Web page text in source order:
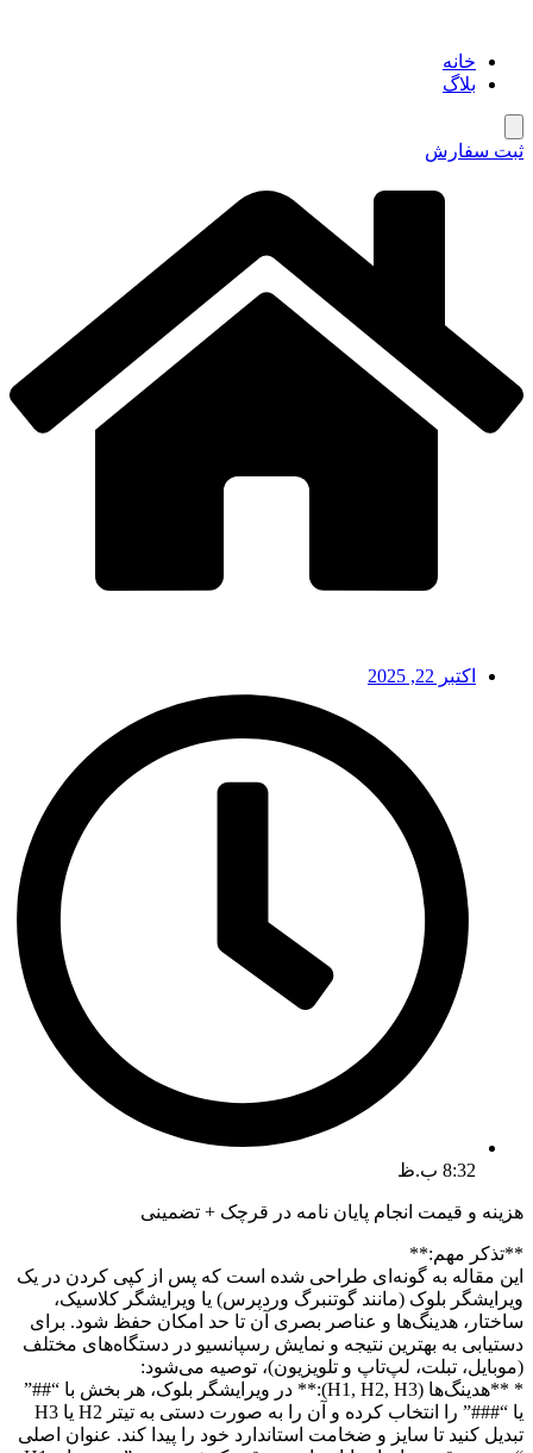
خانه
بلاگ
ثبت سفارش
اکتبر 22, 2025
8:32 ب.ظ
هزینه و قیمت انجام پایان نامه در قرچک + تضمینی
**تذکر مهم:**
این مقاله به گونه‌ای طراحی شده است که پس از کپی کردن در یک
ویرایشگر بلوک (مانند گوتنبرگ وردپرس) یا ویرایشگر کلاسیک،
ساختار، هدینگ‌ها و عناصر بصری آن تا حد امکان حفظ شود. برای
دستیابی به بهترین نتیجه و نمایش رسپانسیو در دستگاه‌های مختلف
(موبایل، تبلت، لپ‌تاپ و تلویزیون)، توصیه می‌شود:
* **هدینگ‌ها (H1, H2, H3):** در ویرایشگر بلوک، هر بخش با “##”
یا “###” را انتخاب کرده و آن را به صورت دستی به تیتر H2 یا H3
تبدیل کنید تا سایز و ضخامت استاندارد خود را پیدا کند. عنوان اصلی